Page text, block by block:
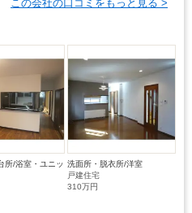
この会社の口コミをもっと見る >
所/浴室・ユニッ 洗面所・脱衣所/洋室
戸建住宅
310万円